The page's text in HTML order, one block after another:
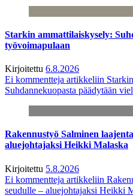
Starkin ammattilaiskysely:
työvoimapulaan
Kirjoitettu 6.8.2026
Ei kommentteja artikkeliin
Suhdannekuopasta päädytään
Rakennustyö Salminen
aluejohtajaksi Heikki Malaska
Kirjoitettu 5.8.2026
Ei kommentteja artikkeliin
seudulle – aluejohtajaksi Heikki